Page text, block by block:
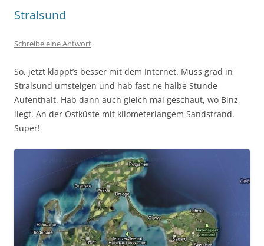
Stralsund
Schreibe eine Antwort
So, jetzt klappt’s besser mit dem Internet. Muss grad in
Stralsund umsteigen und hab fast ne halbe Stunde
Aufenthalt. Hab dann auch gleich mal geschaut, wo Binz
liegt. An der Ostküste mit kilometerlangem Sandstrand.
Super!